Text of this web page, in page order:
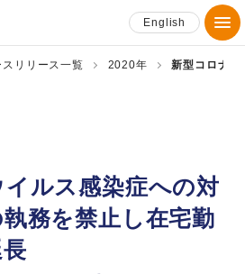
English
スリリース一覧 2020年 新型コロナウ
ルス感染症への対
務を禁止し在宅勤